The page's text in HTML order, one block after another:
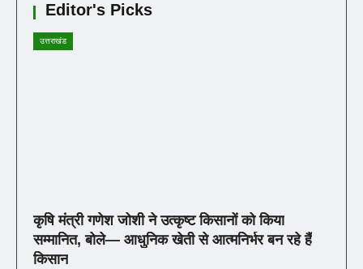
Editor's Picks
उत्तराखंड
कृषि मंत्री गणेश जोशी ने उत्कृष्ट किसानों को किया
सम्मानित, बोले— आधुनिक खेती से आत्मनिर्भर बन रहे हैं
किसान